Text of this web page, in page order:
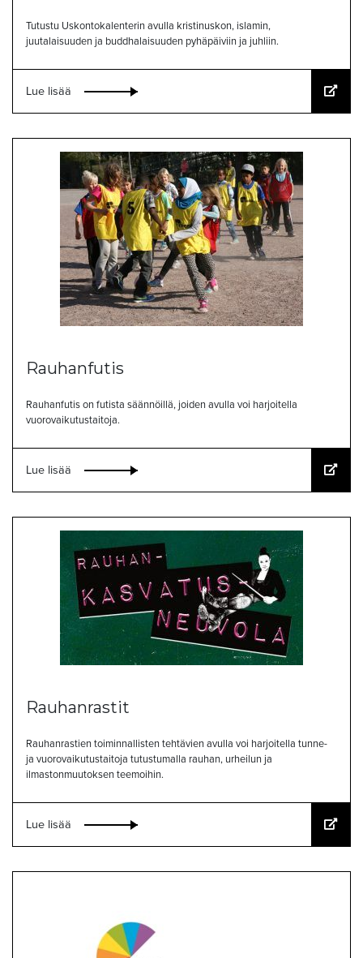
Tutustu Uskontokalenterin avulla kristinuskon, islamin,
juutalaisuuden ja buddhalaisuuden pyhäpäiviin ja juhliin.
Lue lisää
Rauhanfutis
Rauhanfutis on futista säännöillä, joiden avulla voi harjoitella
vuorovaikutustaitoja.
Lue lisää
Rauhanrastit
Rauhanrastien toiminnallisten tehtävien avulla voi harjoitella tunne-
ja vuorovaikutustaitoja tutustumalla rauhan, urheilun ja
ilmastonmuutoksen teemoihin.
Lue lisää